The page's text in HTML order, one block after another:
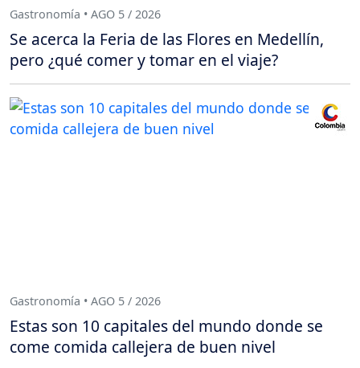
Gastronomía • AGO 5 / 2026
Se acerca la Feria de las Flores en Medellín,
pero ¿qué comer y tomar en el viaje?
Gastronomía • AGO 5 / 2026
Estas son 10 capitales del mundo donde se
come comida callejera de buen nivel